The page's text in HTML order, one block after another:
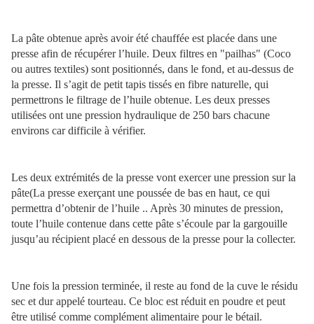
La pâte obtenue après avoir été chauffée est placée dans une
presse afin de récupérer l’huile. Deux filtres en "pailhas" (Coco
ou autres textiles) sont positionnés, dans le fond, et au-dessus de
la presse. Il s’agit de petit tapis tissés en fibre naturelle, qui
permettrons le filtrage de l’huile obtenue. Les deux presses
utilisées ont une pression hydraulique de 250 bars chacune
environs car difficile à vérifier.
Les deux extrémités de la presse vont exercer une pression sur la
pâte(La presse exerçant une poussée de bas en haut, ce qui
permettra d’obtenir de l’huile .. Après 30 minutes de pression,
toute l’huile contenue dans cette pâte s’écoule par la gargouille
jusqu’au récipient placé en dessous de la presse pour la collecter.
Une fois la pression terminée, il reste au fond de la cuve le résidu
sec et dur appelé tourteau. Ce bloc est réduit en poudre et peut
être utilisé comme complément alimentaire pour le bétail.